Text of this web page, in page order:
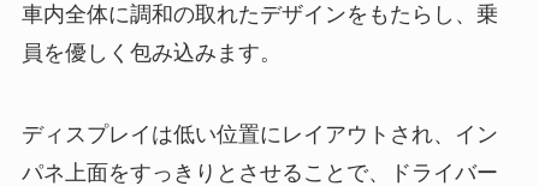
車内全体に調和の取れたデザインをもたらし、乗
員を優しく包み込みます。
ディスプレイは低い位置にレイアウトされ、イン
パネ上面をすっきりとさせることで、ドライバー